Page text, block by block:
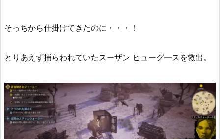
そっちから仕掛けてきたのに・・・！
とりあえず捕らわれていたスーザン ヒューグ―スを救出。